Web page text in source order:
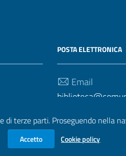
terze parti. Proseguendo nella
Accetto Cookie policy
POSTA ELETTRONICA
Email